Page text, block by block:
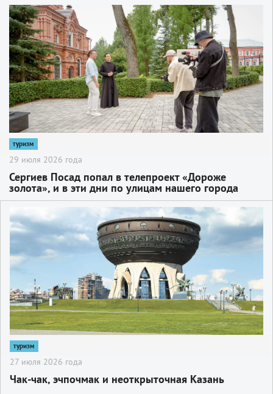
2
туризм
29 июля 2026 года
Сергиев Посад попал в телепроект «Дороже
золота», и в эти дни по улицам нашего города
гуляют известные телеведущие и блогеры,
некоторых из которых мы знаем благодаря
отечественным федеральным каналам
2
туризм
27 июля 2026 года
Чак-чак, эчпочмак и неоткрыточная Казань